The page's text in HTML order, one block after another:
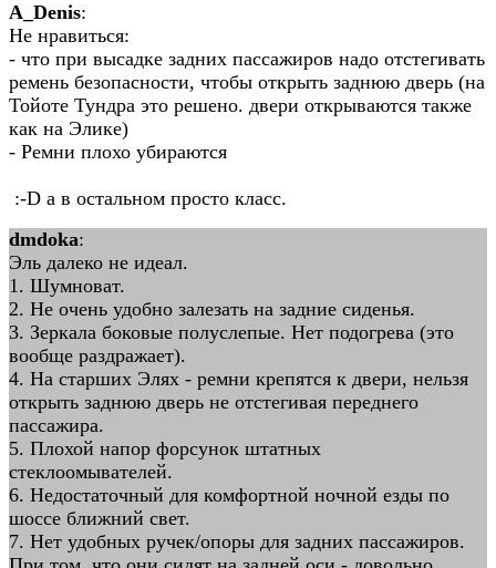
A_Denis:
Не нравиться:
- что при высадке задних пассажиров надо отстегивать
ремень безопасности, чтобы открыть заднюю дверь (на
Тойоте Тундра это решено. двери открываются также
как на Элике)
- Ремни плохо убираются
:-D а в остальном просто класс.
dmdoka:
Эль далеко не идеал.
1. Шумноват.
2. Не очень удобно залезать на задние сиденья.
3. Зеркала боковые полуслепые. Нет подогрева (это
вообще раздражает).
4. На старших Элях - ремни крепятся к двери, нельзя
открыть заднюю дверь не отстегивая переднего
пассажира.
5. Плохой напор форсунок штатных
стеклоомывателей.
6. Недостаточный для комфортной ночной езды по
шоссе ближний свет.
7. Нет удобных ручек/опоры для задних пассажиров.